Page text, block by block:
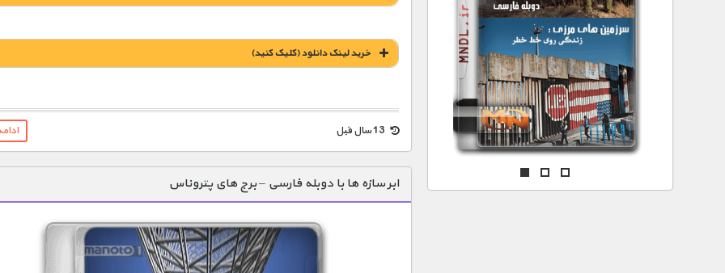
خريد لينک دانلود (کليک کنيد)
1900 تومان – خريد لينک دانلود (افزودن به سبد خريد)
13 سال قبل
ابر سازه ها با دوبله فارسی – برج های پتروناس